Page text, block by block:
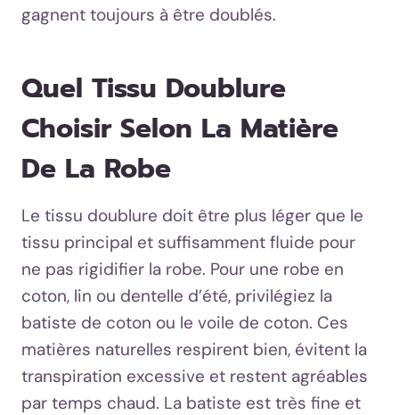
gagnent toujours à être doublés.
Quel Tissu Doublure
Choisir Selon La Matière
De La Robe
Le tissu doublure doit être plus léger que le
tissu principal et suffisamment fluide pour
ne pas rigidifier la robe. Pour une robe en
coton, lin ou dentelle d’été, privilégiez la
batiste de coton ou le voile de coton. Ces
matières naturelles respirent bien, évitent la
transpiration excessive et restent agréables
par temps chaud. La batiste est très fine et